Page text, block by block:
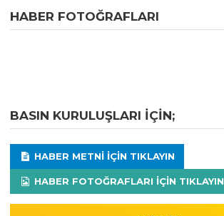
HABER FOTOĞRAFLARI
BASIN KURULUŞLARI IÇIN;
HABER METNI IÇIN TIKLAYIN
HABER FOTOĞRAFLARI IÇIN TIKLAYIN